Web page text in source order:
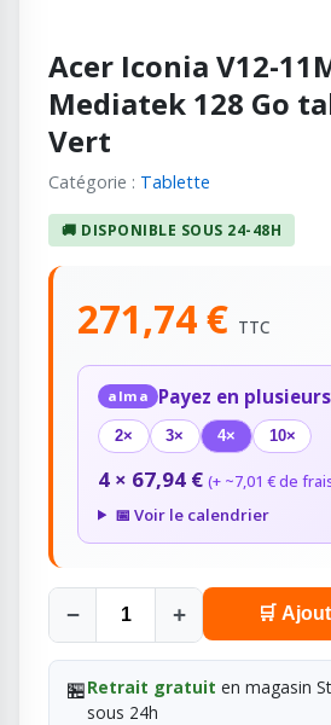
Acer Iconia V12-
Mediatek 128 Go
Vert
Catégorie : Tablette
🚚 DISPONIBLE SOUS 24-48H
271,74 € TTC
alma Payez en
2× 3× 4× 10×
4 × 67,94 € (+ ~7,01 € de
📅 Voir le calendrier
− + 🛒
🏪Retrait gratuit en magasin
sous 24h